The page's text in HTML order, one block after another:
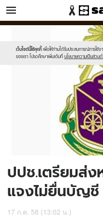
ข่าว
เว็บไซต์นี้ใช้คุกกี้ เพื่อให้ท่านได้รับประสบการณ์การใช้
ของเรา โปรดศึกษาเพิ่มเติมที่ นโยบายความเป็นส่วน
//s.isanook.com/sr/0/images/
sanook.png
//s.isanook.com/ns/0/ud/366/
ปปช.เตรียมส่
แจงไม่ยื่นบัญชี
17 ก.ค. 58 (13:02 น.)